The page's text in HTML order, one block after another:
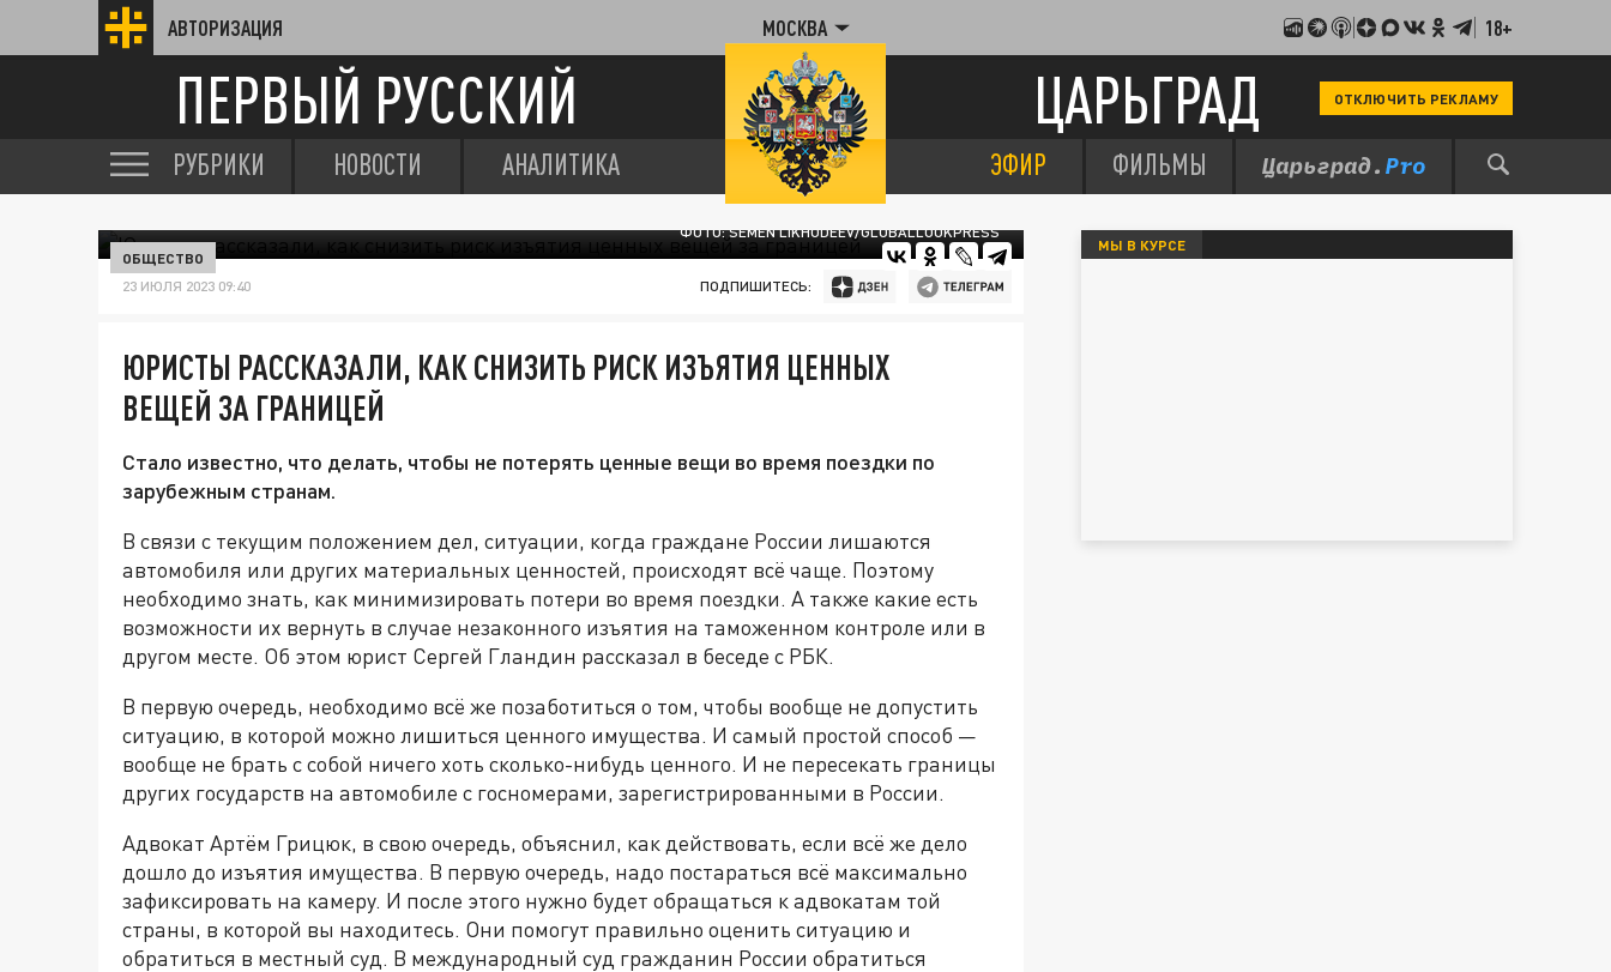
АВТОРИЗАЦИЯ МОСКВА 18+
ПЕРВЫЙ РУССКИЙ ЦАРЬГРАД ОТКЛЮЧИТЬ РЕКЛАМУ
РУБРИКИ НОВОСТИ АНАЛИТИКА ЭФИР ФИЛЬМЫ
ФОТО: SEMEN LIKHODEEV/GLOBALLOOKPRESS
ОБЩЕСТВО
23 ИЮЛЯ 2023 09:40 ПОДПИШИТЕСЬ:
ЮРИСТЫ РАССКАЗАЛИ, КАК СНИЗИТЬ РИСК ИЗЪЯТИЯ ЦЕННЫХ
ВЕЩЕЙ ЗА ГРАНИЦЕЙ
Стало известно, что делать, чтобы не потерять ценные вещи во время поездки по
зарубежным странам.
В связи с текущим положением дел, ситуации, когда граждане России лишаются
автомобиля или других материальных ценностей, происходят всё чаще. Поэтому
необходимо знать, как минимизировать потери во время поездки. А также какие есть
возможности их вернуть в случае незаконного изъятия на таможенном контроле или в
другом месте. Об этом юрист Сергей Гландин рассказал в беседе с РБК.
В первую очередь, необходимо всё же позаботиться о том, чтобы вообще не допустить
ситуацию, в которой можно лишиться ценного имущества. И самый простой способ —
вообще не брать с собой ничего хоть сколько-нибудь ценного. И не пересекать границы
других государств на автомобиле с госномерами, зарегистрированными в России.
Адвокат Артём Грицюк, в свою очередь, объяснил, как действовать, если всё же дело
дошло до изъятия имущества. В первую очередь, надо постараться всё максимально
зафиксировать на камеру. И после этого нужно будет обращаться к адвокатам той
страны, в которой вы находитесь. Они помогут правильно оценить ситуацию и
обратиться в местный суд. В международный суд гражданин России обратиться
МЫ В КУРСЕ